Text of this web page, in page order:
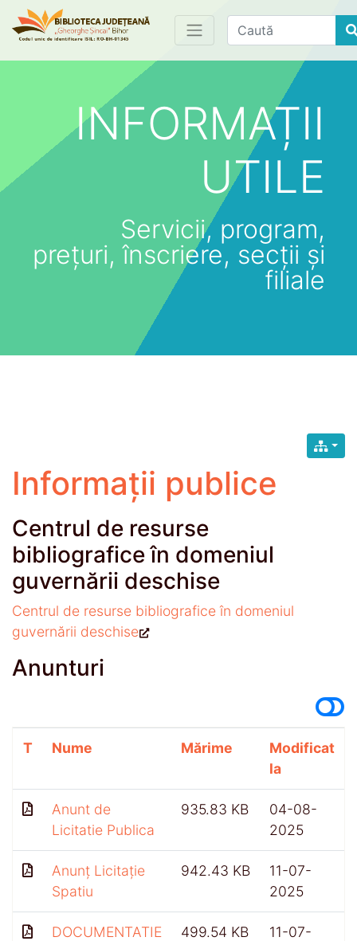
Find
INFORMAȚII
UTILE
Servicii, program,
prețuri, înscriere, secții și
filiale
Informații publice
Centrul de resurse
bibliografice în domeniul
guvernării deschise
Centrul de resurse bibliografice în domeniul
guvernării deschise
Anunturi
T Nume Mărime
Modificat
la
Anunt de
Licitatie Publica
935.83 KB
04-08-
2025
Anunț Licitație
Spatiu
942.43 KB
11-07-
2025
DOCUMENTATIE
499.54 KB
11-07-